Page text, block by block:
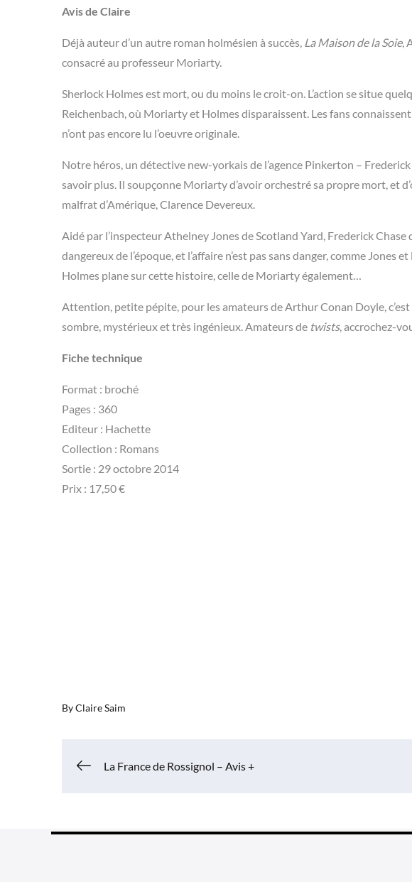
Avis de Claire
Déjà auteur d’un autre roman holmésien à succès, La Maison de la Soie,
consacré au professeur Moriarty.
Sherlock Holmes est mort, ou du moins le croit-on. L’action se situe
Reichenbach, où Moriarty et Holmes disparaissent. Les fans
n’ont pas encore lu l’oeuvre originale.
Notre héros, un détective new-yorkais de l’agence Pinkerton –
savoir plus. Il soupçonne Moriarty d’avoir orchestré sa propre mort, et
malfrat d’Amérique, Clarence Devereux.
Aidé par l’inspecteur Athelney Jones de Scotland Yard, Frederick
dangereux de l’époque, et l’affaire n’est pas sans danger, comme Jones
Holmes plane sur cette histoire, celle de Moriarty également…
Attention, petite pépite, pour les amateurs de Arthur Conan Doyle,
sombre, mystérieux et très ingénieux. Amateurs de twists, accrochez-
Fiche technique
Format : broché
Pages : 360
Editeur : Hachette
Collection : Romans
Sortie : 29 octobre 2014
Prix : 17,50 €
ByClaire Saim
Navigation
La France de Rossignol – Avis +